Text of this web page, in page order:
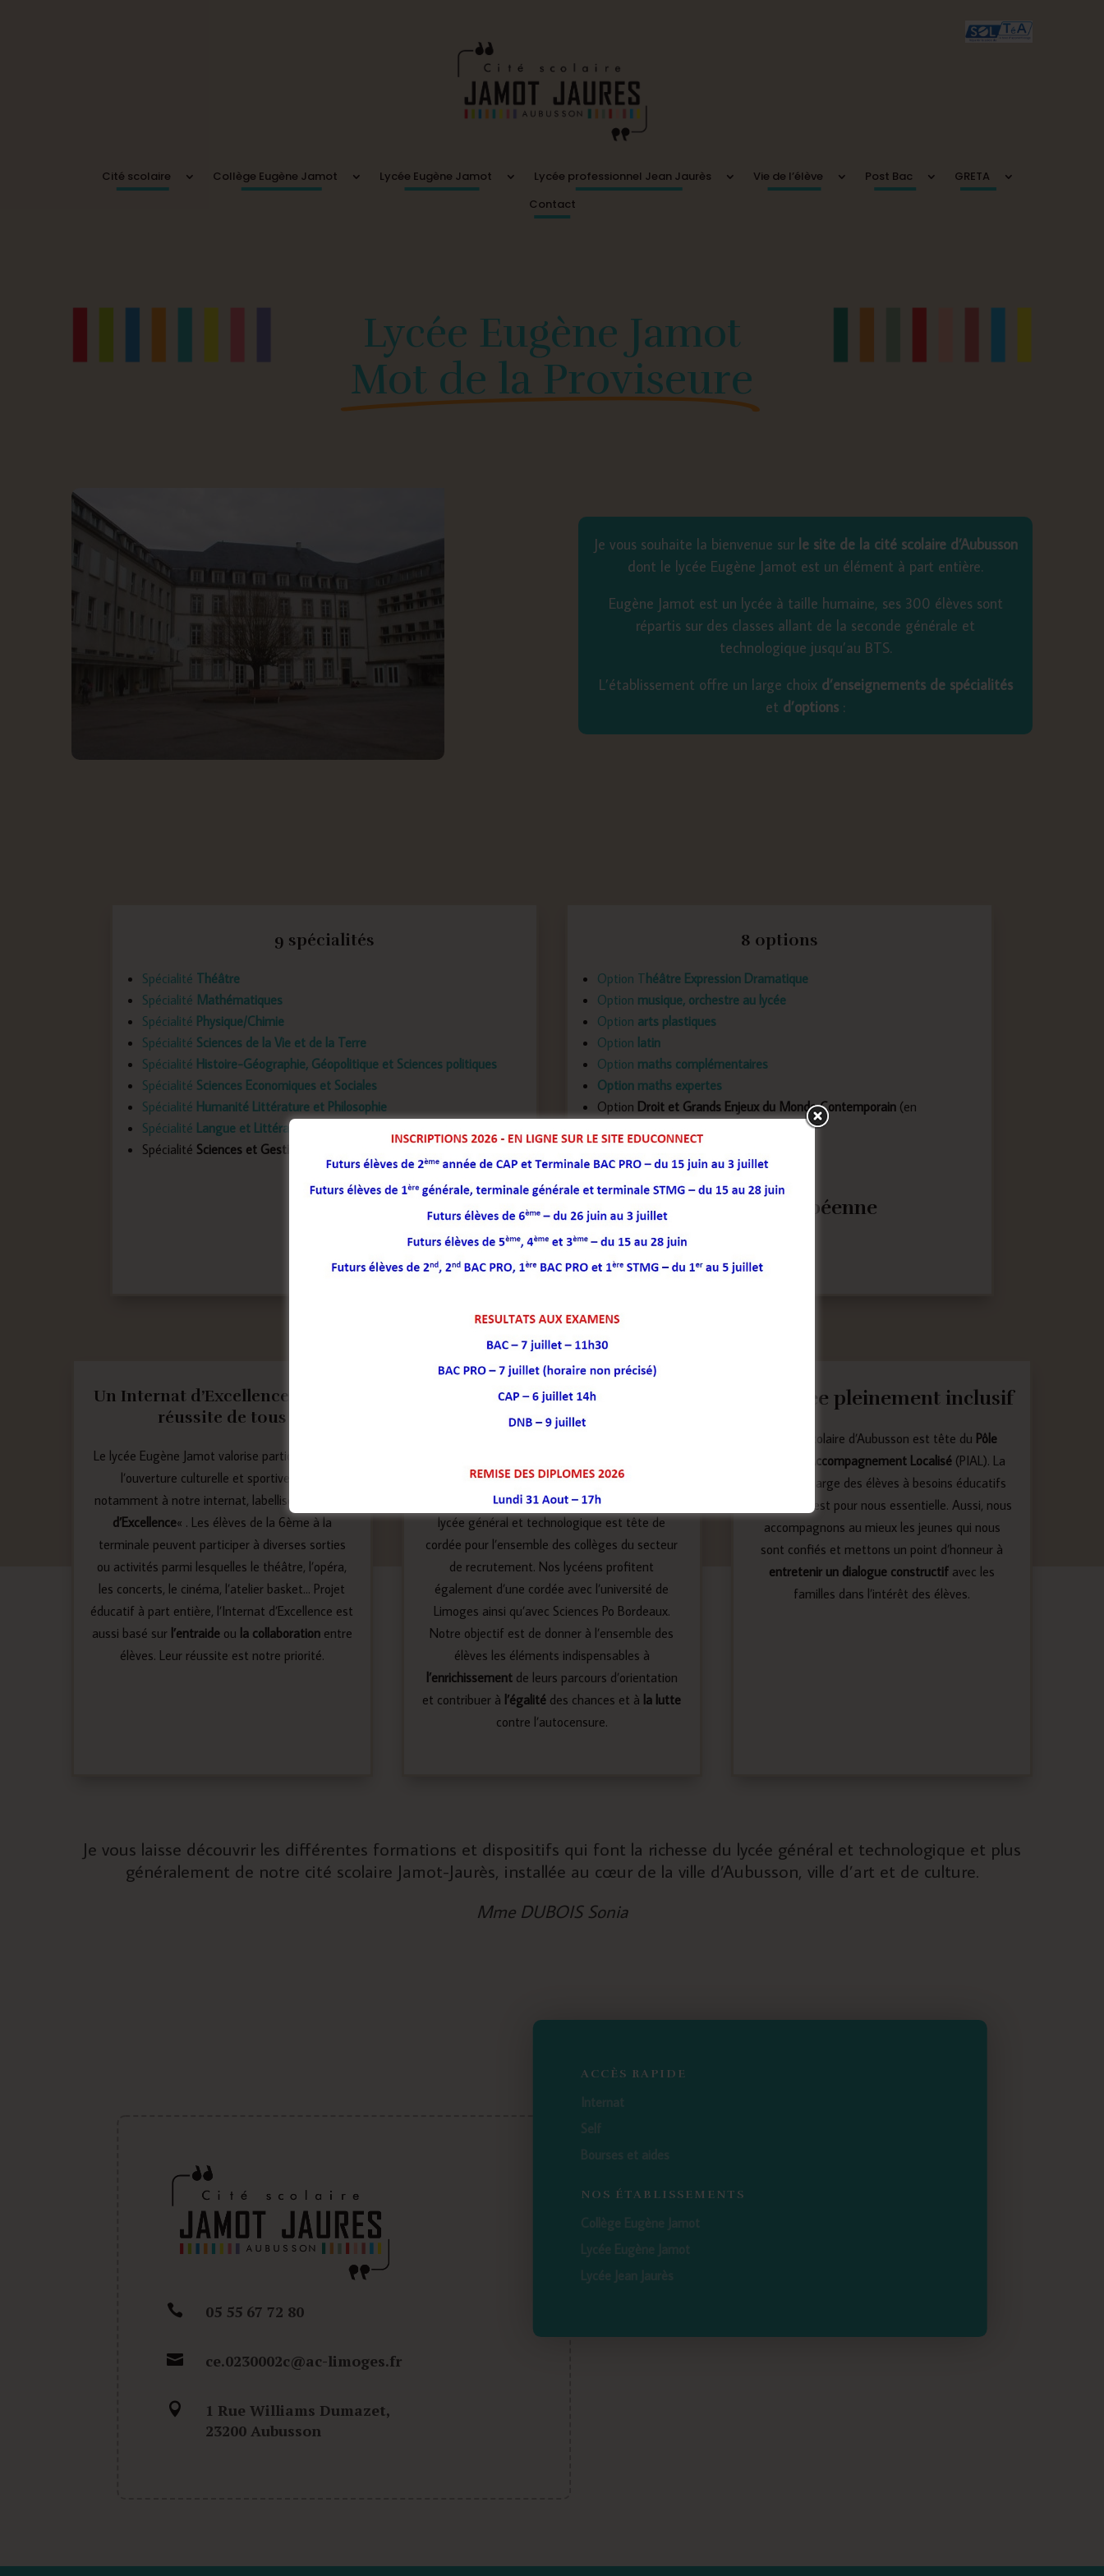
Cité scolaire Collège Eugène Jamot Lycée Eugène Jamot Lycée professionnel Jean Jaurès Vie de l’élève Post Bac
GRETA
Contact
Lycée Eugène Jamot
Mot de la Proviseure
Je vous souhaite la bienvenue sur le site de la cité scolaire d’Aubusson
dont le lycée Eugène Jamot est un élément à part entière.
Eugène Jamot est un lycée à taille humaine, ses 300 élèves sont
répartis sur des classes allant de la seconde générale et
technologique jusqu’au BTS.
L’établissement offre un large choix d’enseignements de spécialités
et d’options :
9 spécialités
Spécialité Théâtre
Spécialité Mathématiques
Spécialité Physique/Chimie
Spécialité Sciences de la Vie et de la Terre
Spécialité Histoire-Géographie, Géopolitique et Sciences politiques
Spécialité Sciences Economiques et Sociales
Spécialité Humanité Littérature et Philosophie
Spécialité Langue et Littérature en Culture Etrangère (anglais)
Spécialité Sciences et Gestion du Numérique
8 options
Option Théâtre Expression Dramatique
Option musique, orchestre au lycée
Option arts plastiques
Option latin
Option maths complémentaires
Option maths expertes
Option Droit et Grands Enjeux du Monde Contemporain (en
OptionCrossfit
1 section européenne
Anglais euro
Un Internat d’Excellence pour la
réussite de tous
Le lycée Eugène Jamot valorise particulièrement
l’ouverture culturelle et sportive grâce
notamment à notre internat, labellisé «
d’Excellence« . Les élèves de la 6ème à la
terminale peuvent participer à diverses sorties
ou activités parmi lesquelles le théâtre, l’opéra,
les concerts, le cinéma, l’atelier basket… Projet
éducatif à part entière, l’Internat d’Excellence est
aussi basé sur l’entraideou la collaborationentre
élèves. Leur réussite est notre priorité.
L’orientation, favoriser la
découverte et l’esprit d’initiative
d’orientation des nos élèves, la cité scolaire fait
partie du dispositif «Cordées de la réussite
lycée général et technologique est tête de
cordée pour l’ensemble des collèges du secteur
de recrutement. Nos lycéens profitent
également d’une cordée avec l’université de
Limoges ainsi qu’avec Sciences Po Bordeaux.
Notre objectif est de donner à l’ensemble des
élèves les éléments indispensables à
l’enrichissementde leurs parcours d’orientation
et contribuer à l’égalité des chances et à la lutte
contre l’autocensure.
Un lycée pleinement inclusif
La cité scolaire d’Aubusson est tête du Pôle
Inclusif d’Accompagnement Localisé (PIAL). La
prise en charge des élèves à besoins éducatifs
particuliers est pour nous essentielle. Aussi, nous
accompagnons au mieux les jeunes qui nous
sont confiés et mettons un point d’honneur à
entretenir un dialogue constructif avec les
familles dans l’intérêt des élèves.
Je vous laisse découvrir les différentes formations et dispositifs qui font la richesse du lycée général et technologique et plus
généralement de notre cité scolaire Jamot-Jaurès, installée au cœur de la ville d’Aubusson, ville d’art et de culture.
Mme DUBOIS Sonia
 05 55 67 72 80
 ce.0230002c@ac-limoges.fr

1 Rue Williams Dumazet,
23200 Aubusson
ACCÈS RAPIDE
Internat
Self
Bourses et aides
NOS ÉTABLISSEMENTS
Collège Eugène Jamot
Lycée Eugène Jamot
Lycée Jean Jaurès